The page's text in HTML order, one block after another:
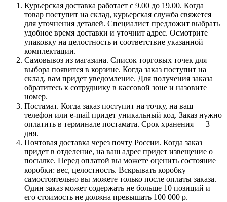
Курьерская доставка работает с 9.00 до 19.00. Когда
товар поступит на склад, курьерская служба свяжется
для уточнения деталей. Специалист предложит выбрать
удобное время доставки и уточнит адрес. Осмотрите
упаковку на целостность и соответствие указанной
комплектации.
Самовывоз из магазина. Список торговых точек для
выбора появится в корзине. Когда заказ поступит на
склад, вам придет уведомление. Для получения заказа
обратитесь к сотруднику в кассовой зоне и назовите
номер.
Постамат. Когда заказ поступит на точку, на ваш
телефон или e-mail придет уникальный код. Заказ нужно
оплатить в терминале постамата. Срок хранения — 3
дня.
Почтовая доставка через почту России. Когда заказ
придет в отделение, на ваш адрес придет извещение о
посылке. Перед оплатой вы можете оценить состояние
коробки: вес, целостность. Вскрывать коробку
самостоятельно вы можете только после оплаты заказа.
Один заказ может содержать не больше 10 позиций и
его стоимость не должна превышать 100 000 р.